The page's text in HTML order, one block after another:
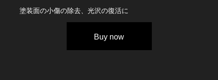
塗装面の小傷の除去、光沢の復活に
Buy now